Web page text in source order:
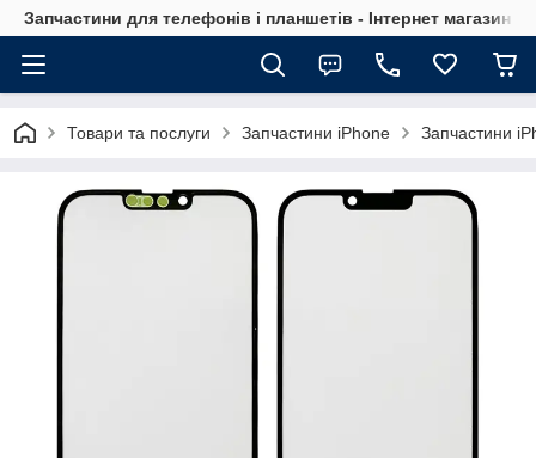
Запчастини для телефонів і планшетів - Інтернет магазин
Товари та послуги Запчастини iPhone Запчастини